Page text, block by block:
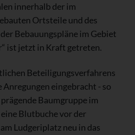
innerhalb der im
Ortsteile und des
Bebauungspläne im Gebiet
ist jetzt in Kraft getreten.
Beteiligungsverfahrens
eingebracht - so
Baumgruppe im
Blutbuche vor der
Ludgeriplatz neu in das